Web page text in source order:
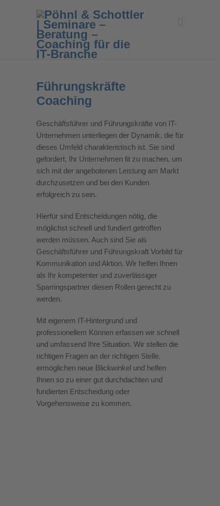
Führungskräfte
Coaching
Geschäftsführer und Führungskräfte von IT-
Unternehmen unterliegen der Dynamik, die für
dieses Umfeld charakteristisch ist. Sie sind
gefordert, Ihr Unternehmen fit zu machen, um
sich mit der angebotenen Leistung am Markt
durchzusetzen und bei den Kunden
erfolgreich zu sein.
Hierfür sind Entscheidungen nötig, die
möglichst schnell und fundiert getroffen
werden müssen. Auch sind Sie als
Geschäftsführer und Führungskraft Vorbild für
Kommunikation und Aktion. Wir helfen Ihnen
als Ihr kompetenter und zuverlässiger
Sparringspartner diesen Rollen gerecht zu
werden.
Mit eigenem IT-Hintergrund und
professionellem Können erfassen wir schnell
und umfassend Ihre Situation. Wir stellen die
richtigen Fragen an der richtigen Stelle,
ermöglichen neue Blickwinkel und helfen
Ihnen so zu einer gut durchdachten und
fundierten Entscheidung oder
Vorgehensweise zu kommen.